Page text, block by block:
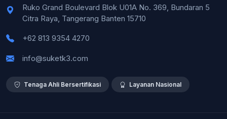
Ruko Grand Boulevard Blok U01A No. 369, Bundaran 5
Citra Raya, Tangerang Banten 15710
+62 813 9354 4270
info@suketk3.com
Tenaga Ahli Bersertifikasi Layanan Nasional